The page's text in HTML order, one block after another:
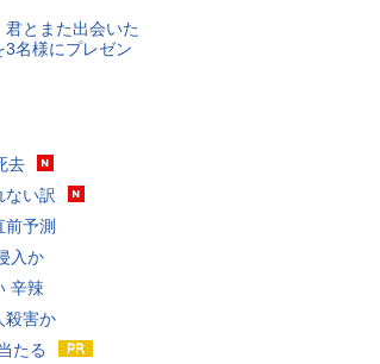
とまた出会いた
3名様にプレゼン
去
ない訳
予測
入か
辛辣
殺害か
たる